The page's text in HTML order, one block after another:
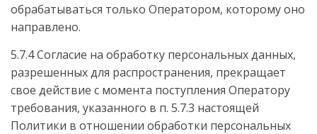
обрабатываться только Оператором, которому оно
направлено.
5.7.4 Согласие на обработку персональных данных,
разрешенных для распространения, прекращает
свое действие с момента поступления Оператору
требования, указанного в п. 5.7.3 настоящей
Политики в отношении обработки персональных